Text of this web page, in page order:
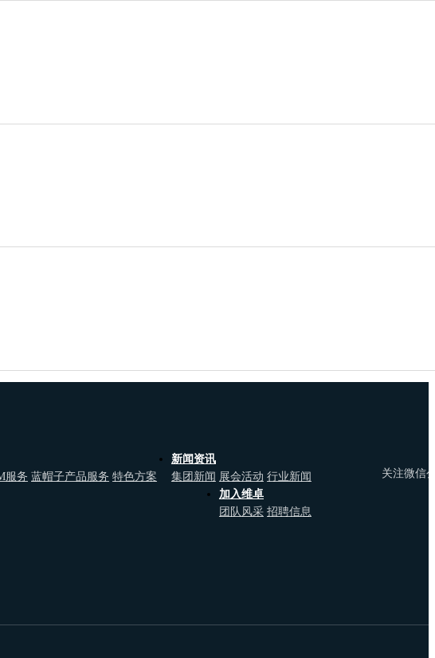
服务 蓝帽子产品服务 特色方案
新闻资讯
集团新闻 展会活动 行业新闻
加入维卓
团队风采 招聘信息
关注微信